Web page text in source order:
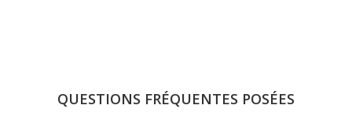
QUESTIONS FRÉQUENTES POSÉES